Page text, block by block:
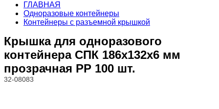
ГЛАВНАЯ
Одноразовые контейнеры
Контейнеры с разъемной крышкой
Крышка для одноразового
контейнера СПК 186х132х6 мм
прозрачная PP 100 шт.
32-08083